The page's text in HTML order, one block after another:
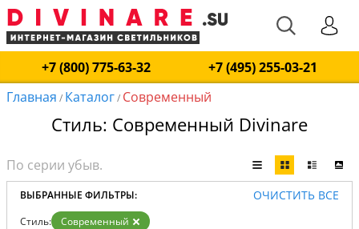
+7 (800) 775-63-32
+7 (495) 255-03-21
Главная / Каталог/ Современный
Стиль: Современный Divinare
ВЫБРАННЫЕ ФИЛЬТРЫ: ОЧИСТИТЬ ВСЕ
Стиль: Современный